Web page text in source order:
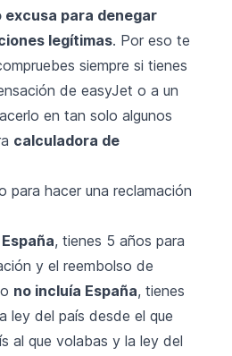
excusa para denegar
legítimas. Por eso te
siempre si tienes
de easyJet o a un
en tan solo algunos
calculadora de
para hacer una reclamación
, tienes 5 años para
y el reembolso de
no incluía España, tienes
ley del país desde el que
al que volabas y la ley del